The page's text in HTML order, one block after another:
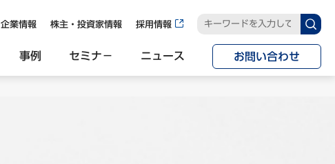
企業情報 株主・投資家情報 採用情報
事例 セミナ− ニュース お問い合わせ